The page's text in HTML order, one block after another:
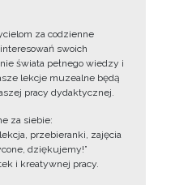
za codzienne
swoich
świata pełnego wiedzy i
lekcje muzealne będą
pracy dydaktycznej.
za siebie:
przebieranki, zajęcia
dziękujemy!”
i kreatywnej pracy.